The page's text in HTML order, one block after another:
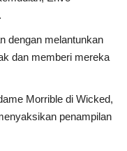
dengan melantunkan
dan memberi mereka
Morrible di Wicked,
penampilan